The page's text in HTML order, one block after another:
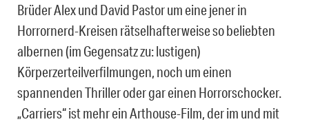
Brüder Alex und David Pastor um eine jener in
Horrornerd-Kreisen rätselhafterweise so beliebten
albernen (im Gegensatz zu: lustigen)
Körperzerteilverfilmungen, noch um einen
spannenden Thriller oder gar einen Horrorschocker.
„Carriers“ ist mehr ein Arthouse-Film, der im und mit